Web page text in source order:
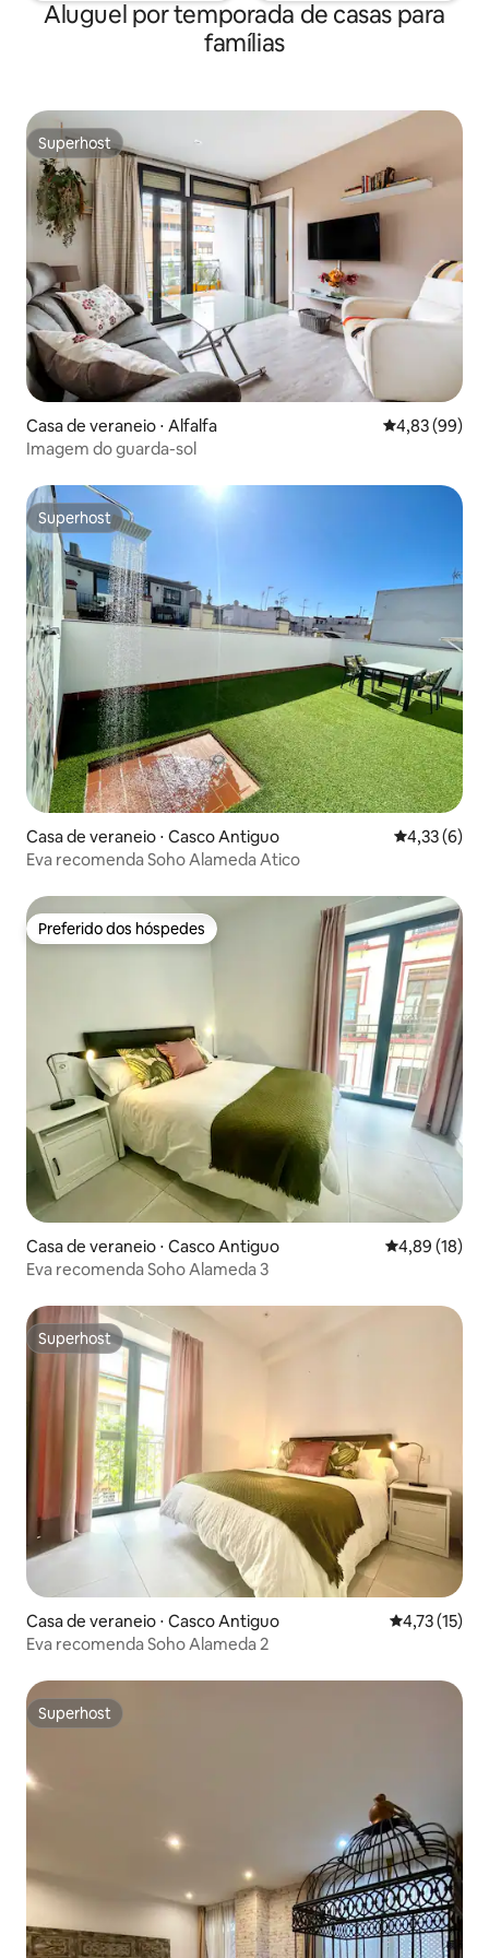
Aluguel por temporada de casas para
famílias
Superhost
Superhost
Casa de veraneio ⋅ Alfalfa 4,83 de uma
4,83 (99)
Imagem do guarda-sol
Superhost
Superhost
Casa de veraneio ⋅ Casco Antiguo 4,33 de
4,33 (6)
Eva recomenda Soho Alameda Atico
Preferido dos hóspedes
Preferido dos hóspedes
Casa de veraneio ⋅ Casco Antiguo 4,89 de uma
4,89 (18)
Eva recomenda Soho Alameda 3
Superhost
Superhost
Casa de veraneio ⋅ Casco Antiguo 4,73 de uma
4,73 (15)
Eva recomenda Soho Alameda 2
Superhost
Superhost